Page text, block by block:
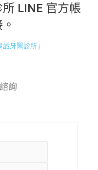
LINE 官方帳
牙醫診所」
詢